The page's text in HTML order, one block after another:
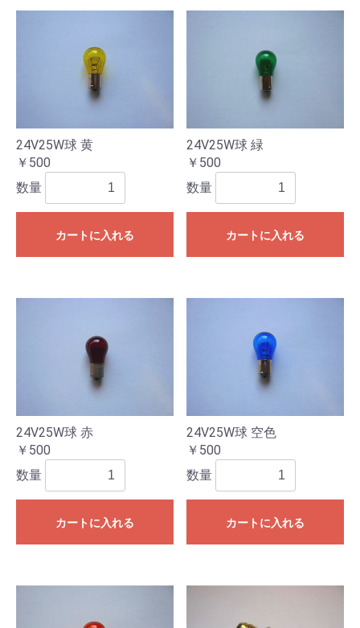
24V25W球 黄
￥500
数量
カートに入れる
24V25W球 緑
￥500
数量
カートに入れる
24V25W球 赤
￥500
数量
カートに入れる
24V25W球 空色
￥500
数量
カートに入れる